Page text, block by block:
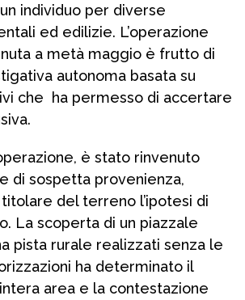
individuo per diverse
ed edilizie. L’operazione
a metà maggio è frutto di
autonoma basata su
che ha permesso di accertare
è stato rinvenuto
di sospetta provenienza,
del terreno l’ipotesi di
La scoperta di un piazzale
pista rurale realizzati senza le
ha determinato il
area e la contestazione